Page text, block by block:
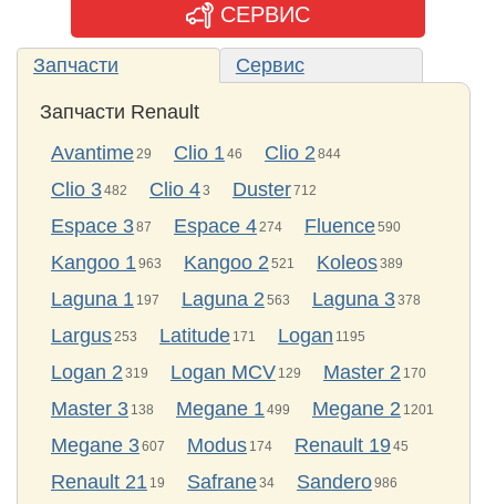
СЕРВИС
Запчасти Сервис
Запчасти Renault
Avantime 29 Clio 1 46 Clio 2 844
Clio 3482 Clio 43 Duster712
Espace 387 Espace 4 274 Fluence590
Kangoo 1 963 Kangoo 2 521 Koleos389
Laguna 1 197 Laguna 2 563 Laguna 3378
Largus 253 Latitude 171 Logan 1195
Logan 2 319 Logan MCV 129 Master 2 170
Master 3 138 Megane 1 499 Megane 2 1201
Megane 3607 Modus 174 Renault 1945
Renault 21 19 Safrane34 Sandero986